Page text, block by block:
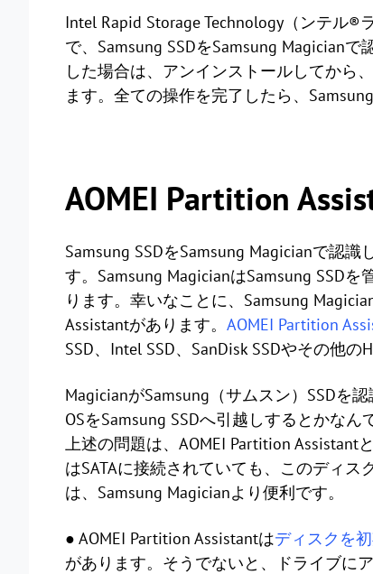
Intel Rapid Storage Technology（ンテル
で、Samsung SSDをSamsung Magician
した場合は、アンインストールしてから
ます。全ての操作を完了したら、
AOMEI Partition
Samsung SSDをSamsung Magicianで認
す。Samsung MagicianはSamsung SSD
ります。幸いなことに、Samsung
Assistantがあります。 AOMEI Partition
SSD、Intel SSD、SanDisk SSDやその他の
MagicianがSamsung（サムスン）SSDを
OSをSamsung SSDへ引越しするとかなん
上述の問題は、AOMEI Partition Assistant
はSATAに接続されていても、このディ
は、Samsung Magicianより便利です。
● AOMEI Partition Assistantはディスクを
があります。そうでないと、ドライブに